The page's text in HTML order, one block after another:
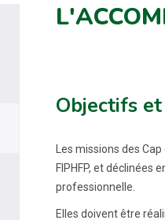
Objectifs
Les missions des
FIPHFP, et déclinées
professionnelle.
Elles doivent être